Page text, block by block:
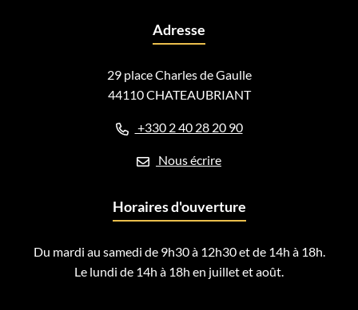
Adresse
29 place Charles de Gaulle
44110 CHATEAUBRIANT
+330 2 40 28 20 90
Nous écrire
Horaires d'ouverture
Du mardi au samedi de 9h30 à 12h30 et de 14h à 18h.
Le lundi de 14h à 18h en juillet et août.